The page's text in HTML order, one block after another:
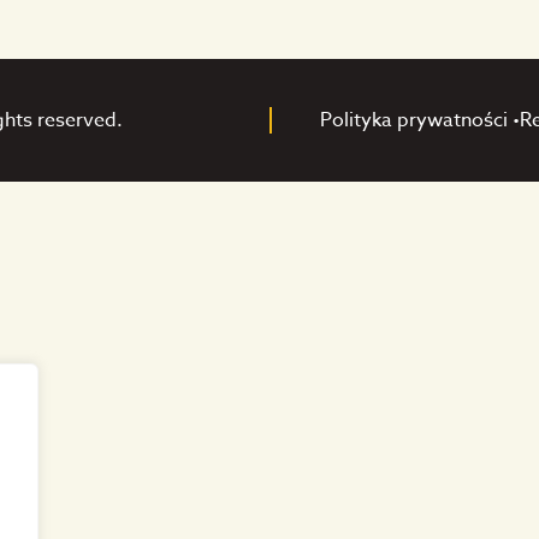
reserved. Polityka prywatności •